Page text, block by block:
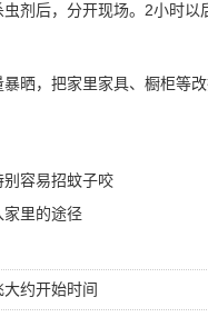
剂后，分开现场。2小时
晒，把家里家具、橱柜等
别容易招蚊子咬
家里的途径
约开始时间